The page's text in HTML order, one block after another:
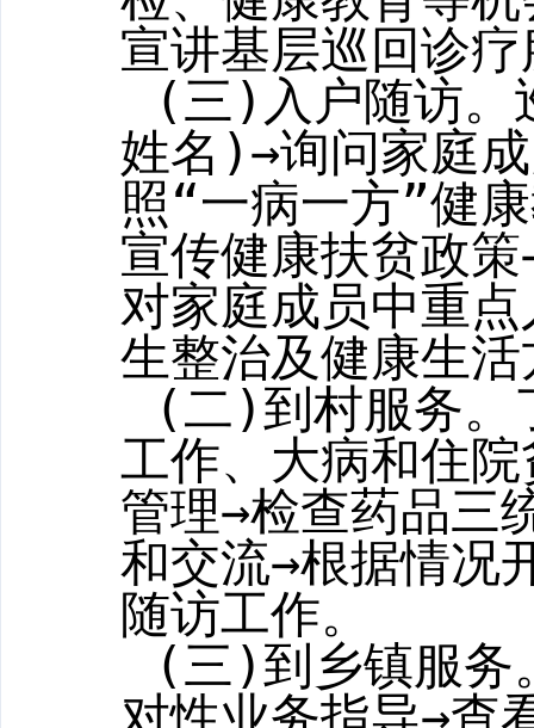
宣讲基层巡回诊
(三) 入户随访。
姓名 )→询问家庭
照“一病一方”健
宣传健康扶贫政
对家庭成员中重
生整治及健康生
(二)到村服务。
工作、大病和住
管理→检查药品三
和交流→根据情况
随访工作。
(三)到乡镇服务